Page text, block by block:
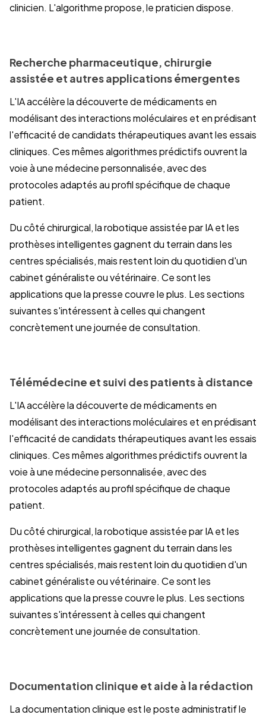
clinicien. L'algorithme propose, le praticien dispose.
Recherche pharmaceutique, chirurgie
assistée et autres applications émergentes
L'IA accélère la découverte de médicaments en
modélisant des interactions moléculaires et en prédisant
l'efficacité de candidats thérapeutiques avant les essais
cliniques. Ces mêmes algorithmes prédictifs ouvrent la
voie à une médecine personnalisée, avec des
protocoles adaptés au profil spécifique de chaque
patient.
Du côté chirurgical, la robotique assistée par IA et les
prothèses intelligentes gagnent du terrain dans les
centres spécialisés, mais restent loin du quotidien d'un
cabinet généraliste ou vétérinaire. Ce sont les
applications que la presse couvre le plus. Les sections
suivantes s'intéressent à celles qui changent
concrètement une journée de consultation.
Télémédecine et suivi des patients à distance
L'IA accélère la découverte de médicaments en
modélisant des interactions moléculaires et en prédisant
l'efficacité de candidats thérapeutiques avant les essais
cliniques. Ces mêmes algorithmes prédictifs ouvrent la
voie à une médecine personnalisée, avec des
protocoles adaptés au profil spécifique de chaque
patient.
Du côté chirurgical, la robotique assistée par IA et les
prothèses intelligentes gagnent du terrain dans les
centres spécialisés, mais restent loin du quotidien d'un
cabinet généraliste ou vétérinaire. Ce sont les
applications que la presse couvre le plus. Les sections
suivantes s'intéressent à celles qui changent
concrètement une journée de consultation.
Documentation clinique et aide à la rédaction
La documentation clinique est le poste administratif le